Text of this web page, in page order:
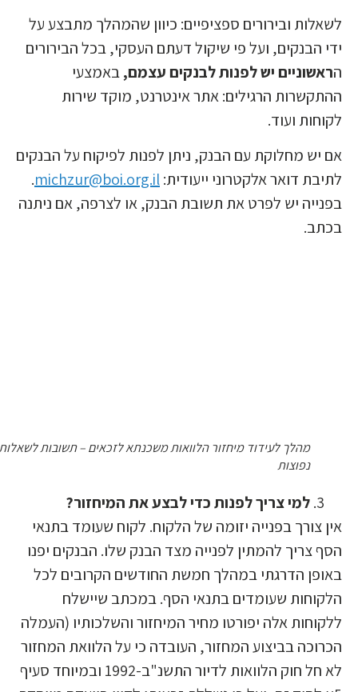
ובירורים ספציפיים: כיוון שהמהלך מתבצע על
הבנקים, ועל פי שיקול דעתם העסקי, בכל הבירורים
ראשוניים יש לפנות לבנקים עצמם,באמצעי
הרגילים: אתר אינטרנט, מוקד שירות
ועוד.
יש מחלוקת עם הבנק, ניתן לפנות לפיקוח על הבנקים
דואר אלקטרוני ייעודית:michzur@boi.org.il
.
יש לפרט את תשובת הבנק, או לצרפה, אם ניתנה
מהלך לעידוד מיחזור הלוואות משכנתא לזכאים – תשובות לשאלות
נפוצות
למי צריך לפנות כדי לבצע את המיחזור?
צורך בפנייה יזומה של הלקוח. לקוח שעומד בתנאי
צריך להמתין לפנייה מצד הבנק שלו. הבנקים יפנו
הדרגתי במהלך חמשת החודשים הקרובים לכל
שעומדים בתנאי הסף. במכתב שיישלח
אלה יפורטו מחיר המיחזור והשלכותיו (העמלה
בביצוע המחזור, העובדה כי על הלוואת המחזור
לא חל חוק הלוואות לדיור התשנ"ב-1992 ובמיוחד סעיף